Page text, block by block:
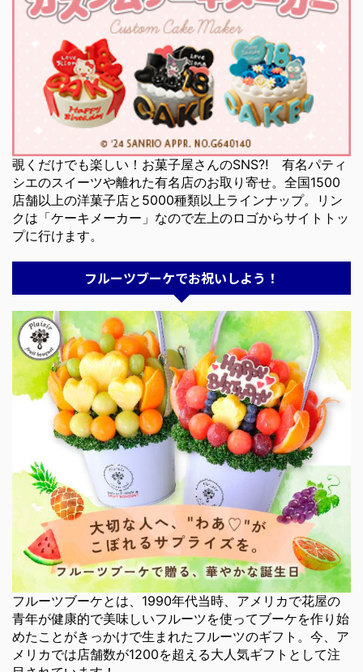
覗くだけでも楽しい！お菓子屋さんのSNS⁈ 有名パティ
シエのスイーツや離れた有名店のお取り寄せ。全国1500
店舗以上の洋菓子店と5000種類以上ラインナップ。リン
クは「ケーキメーカー」なので左上のロゴからサイトトッ
プに行けます。
フルーツブーケでお祝いしよう！
フルーツブーケとは、1990年代当時、アメリカで花屋の
青年が健康的で美味しいフルーツを使ってブーケを作り始
めたことがきっかけで生まれたフルーツのギフト。今、ア
メリカでは店舗数が1200を超える大人気ギフトとして注